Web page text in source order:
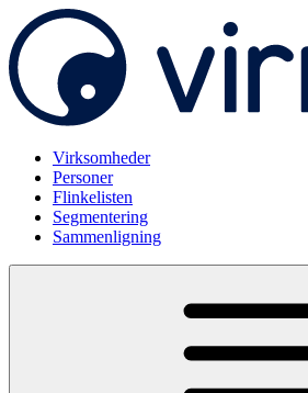
Virksomheder
Personer
Flinkelisten
Segmentering
Sammenligning